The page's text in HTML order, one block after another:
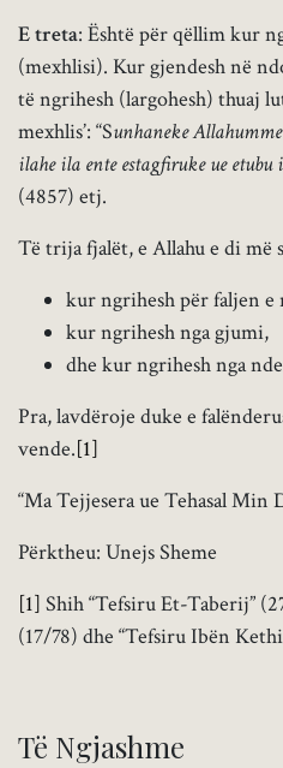
E treta: Është për qëllim kur
(mexhlisi). Kur gjendesh në
të ngrihesh (largohesh) thuaj
mexhlis’: “Sunhaneke
ilahe ila ente estagfiruke ue etubu
(4857) etj.
Të trija fjalët, e Allahu e di më
kur ngrihesh për faljen e
kur ngrihesh nga gjumi,
dhe kur ngrihesh nga
Pra, lavdëroje duke e
vende.[1]
“Ma Tejjesera ue Tehasal Min
Përktheu: Unejs Sheme
[1] Shih “Tefsiru Et-Taberij”
(17/78) dhe “Tefsiru Ibën
Të Ngjashme